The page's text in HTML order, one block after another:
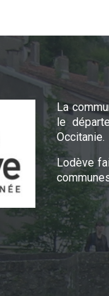
La
le
Occitanie.
Lodève